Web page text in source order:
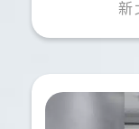
新